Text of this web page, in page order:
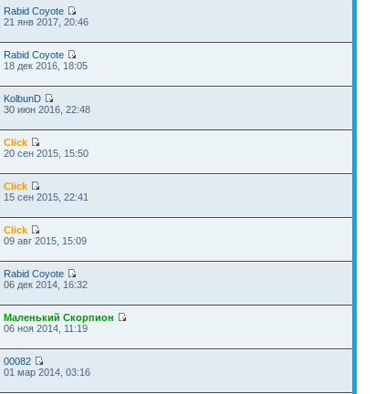
Rabid Coyote
21 янв 2017, 20:46
Rabid Coyote
18 дек 2016, 18:05
KolbunD
30 июн 2016, 22:48
Click
20 сен 2015, 15:50
Click
15 сен 2015, 22:41
Click
09 авг 2015, 15:09
Rabid Coyote
06 дек 2014, 16:32
Маленький Скорпион
06 ноя 2014, 11:19
00082
01 мар 2014, 03:16